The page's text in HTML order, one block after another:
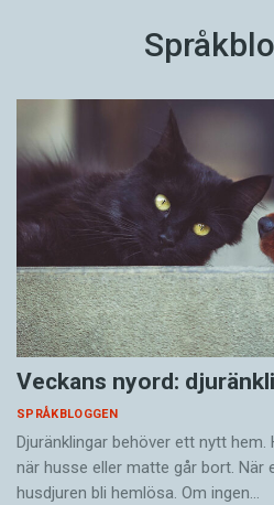
Veckans nyord:
SPRÅKBLOGGEN
Djuränklingar behöver ett nytt hem.
när husse eller matte går bort. När
husdjuren bli hemlösa. Om ingen…